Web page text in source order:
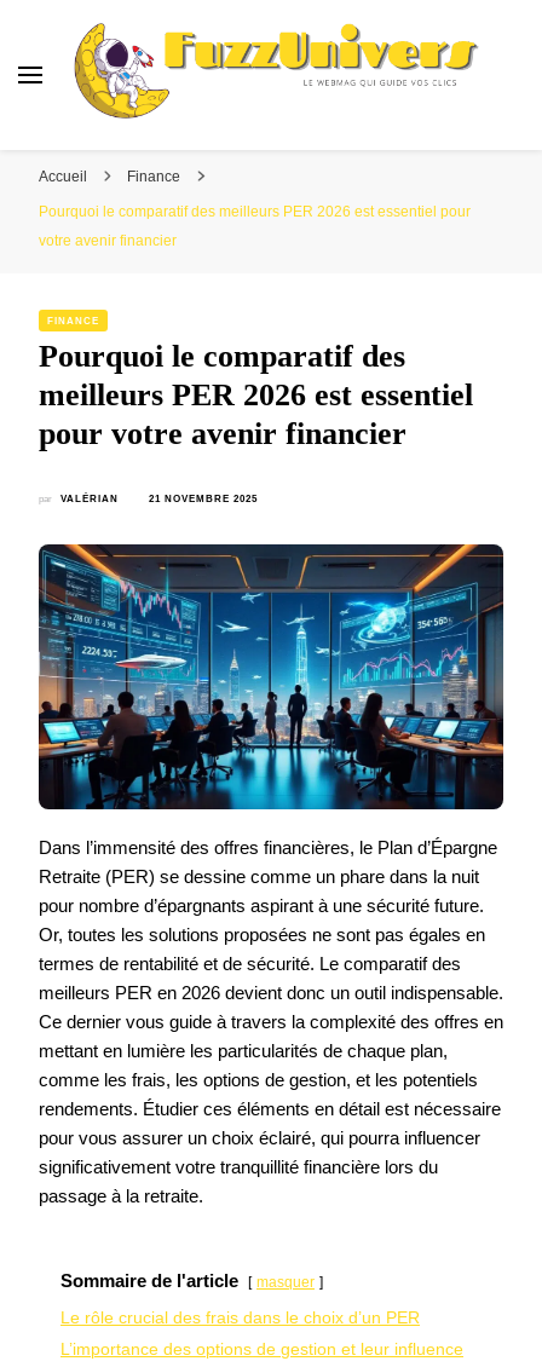
Accueil Finance
Pourquoi le comparatif des meilleurs PER 2026 est essentiel pour
votre avenir financier
FINANCE
Pourquoi le comparatif des
meilleurs PER 2026 est essentiel
pour votre avenir financier
par VALÉRIAN 21 NOVEMBRE 2025
Dans l’immensité des offres financières, le Plan d’Épargne
Retraite (PER) se dessine comme un phare dans la nuit
pour nombre d’épargnants aspirant à une sécurité future.
Or, toutes les solutions proposées ne sont pas égales en
termes de rentabilité et de sécurité. Le comparatif des
meilleurs PER en 2026 devient donc un outil indispensable.
Ce dernier vous guide à travers la complexité des offres en
mettant en lumière les particularités de chaque plan,
comme les frais, les options de gestion, et les potentiels
rendements. Étudier ces éléments en détail est nécessaire
pour vous assurer un choix éclairé, qui pourra influencer
significativement votre tranquillité financière lors du
passage à la retraite.
Sommaire de l'article masquer
Le rôle crucial des frais dans le choix d’un PER
L’importance des options de gestion et leur influence